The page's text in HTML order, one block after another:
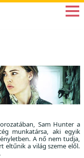
Sam Hunter a
munkatársa, aki egyik
A nő nem tudja,
eltűnik a világ szeme elől.